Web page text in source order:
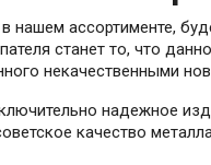
ассортименте,
станет то, что
некачественными
надежное
качество